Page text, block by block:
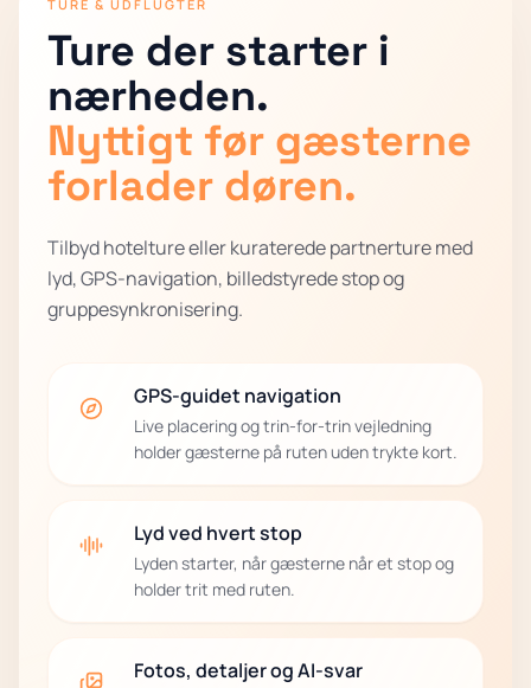
TURE & UDFLUGTER
Ture der starter i
nærheden.
Nyttigt før gæsterne
forlader døren.
Tilbyd hotelture eller kuraterede partnerture med
lyd, GPS-navigation, billedstyrede stop og
gruppesynkronisering.
GPS-guidet navigation
Live placering og trin-for-trin vejledning
holder gæsterne på ruten uden trykte kort.
Lyd ved hvert stop
Lyden starter, når gæsterne når et stop og
holder trit med ruten.
Fotos, detaljer og AI-svar